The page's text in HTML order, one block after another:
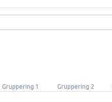
Gruppering 1 Gruppering 2